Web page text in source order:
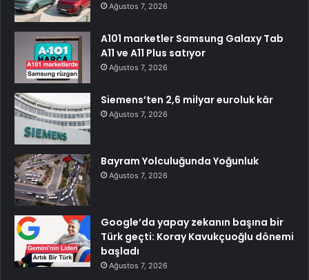
Ağustos 7, 2026
A101 marketler Samsung Galaxy Tab
A11 ve A11 Plus satıyor
Ağustos 7, 2026
Siemens’ten 2,6 milyar euroluk kâr
Ağustos 7, 2026
Bayram Yolculuğunda Yoğunluk
Ağustos 7, 2026
Google’da yapay zekanın başına bir
Türk geçti: Koray Kavukçuoğlu dönemi
başladı
Ağustos 7, 2026